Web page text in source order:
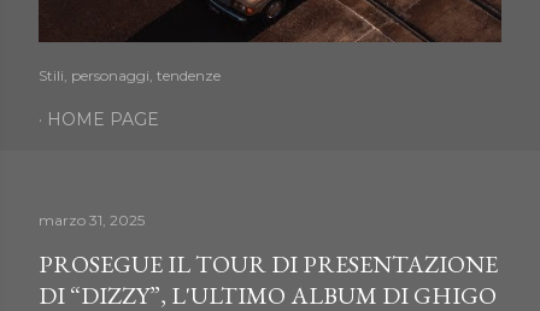
Stili, personaggi, tendenze
HOME PAGE
marzo 31, 2025
PROSEGUE IL TOUR DI PRESENTAZIONE
DI “DIZZY”, L'ULTIMO ALBUM DI GHIGO